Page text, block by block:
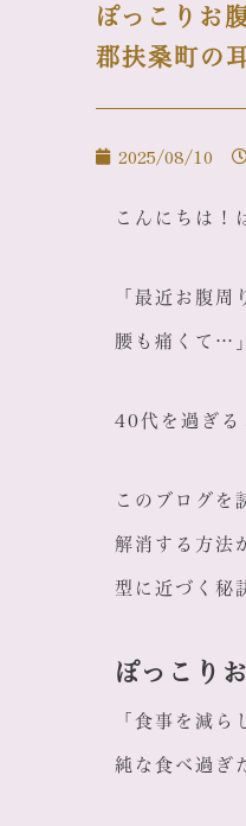
ぽっこりお
郡扶桑町の
2025/08/10
こんにちは！
「最近お腹
腰も痛くて…
40代を過ぎる
このブログを
解消する方法
型に近づく秘
ぽっこり
「食事を減
純な食べ過ぎ